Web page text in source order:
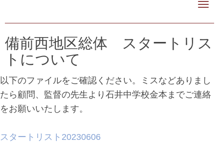
N
v
g
i
o
n
備前西地区総体 スタートリス
トについて
以下のファイルをご確認ください。ミスなどありまし
たら顧問、監督の先生より石井中学校金本までご連絡
をお願いいたします。
スタートリスト20230606